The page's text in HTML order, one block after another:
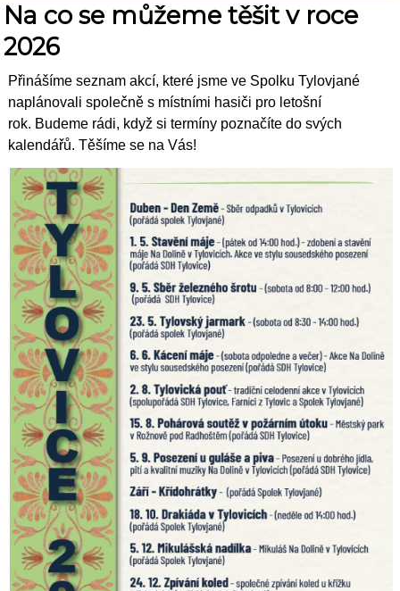
Na co se můžeme těšit v roce
2026
Přinášíme seznam akcí, které jsme ve Spolku Tylovjané
naplánovali společně s místními hasiči pro letošní
rok. Budeme rádi, když si termíny poznačíte do svých
kalendářů. Těšíme se na Vás!